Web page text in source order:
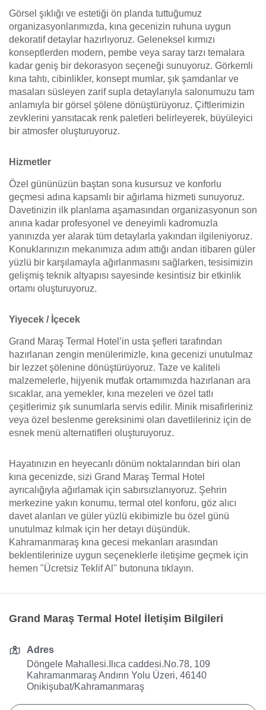
Görsel şıklığı ve estetiği ön planda tuttuğumuz
organizasyonlarımızda, kına gecenizin ruhuna uygun
dekoratif detaylar hazırlıyoruz. Geleneksel kırmızı
konseptlerden modern, pembe veya saray tarzı temalara
kadar geniş bir dekorasyon seçeneği sunuyoruz. Görkemli
kına tahtı, cibinlikler, konsept mumlar, şık şamdanlar ve
masaları süsleyen zarif supla detaylarıyla salonumuzu tam
anlamıyla bir görsel şölene dönüştürüyoruz. Çiftlerimizin
zevklerini yansıtacak renk paletleri belirleyerek, büyüleyici
bir atmosfer oluşturuyoruz.
Hizmetler
Özel gününüzün baştan sona kusursuz ve konforlu
geçmesi adına kapsamlı bir ağırlama hizmeti sunuyoruz.
Davetinizin ilk planlama aşamasından organizasyonun son
anına kadar profesyonel ve deneyimli kadromuzla
yanınızda yer alarak tüm detaylarla yakından ilgileniyoruz.
Konuklarınızın mekanımıza adım attığı andan itibaren güler
yüzlü bir karşılamayla ağırlanmasını sağlarken, tesisimizin
gelişmiş teknik altyapısı sayesinde kesintisiz bir etkinlik
ortamı oluşturuyoruz.
Yiyecek / İçecek
Grand Maraş Termal Hotel’in usta şefleri tarafından
hazırlanan zengin menülerimizle, kına gecenizi unutulmaz
bir lezzet şölenine dönüştürüyoruz. Taze ve kaliteli
malzemelerle, hijyenik mutfak ortamımızda hazırlanan ara
sıcaklar, ana yemekler, kına mezeleri ve özel tatlı
çeşitlerimiz şık sunumlarla servis edilir. Minik misafirleriniz
veya özel beslenme gereksinimi olan davetlileriniz için de
esnek menü alternatifleri oluşturuyoruz.
Hayatınızın en heyecanlı dönüm noktalarından biri olan
kına gecenizde, sizi Grand Maraş Termal Hotel
ayrıcalığıyla ağırlamak için sabırsızlanıyoruz. Şehrin
merkezine yakın konumu, termal otel konforu, göz alıcı
davet alanları ve güler yüzlü ekibimizle bu özel günü
unutulmaz kılmak için her detayı düşündük.
Kahramanmaraş kına gecesi mekanları arasından
beklentilerinize uygun seçeneklerle iletişime geçmek için
hemen "Ücretsiz Teklif Al" butonuna tıklayın.
Grand Maraş Termal Hotel İletişim Bilgileri
Adres
Döngele Mahallesi.Ilıca caddesi.No.78, 109
Kahramanmaraş Andırın Yolu Üzeri, 46140
Onikişubat/Kahramanmaraş